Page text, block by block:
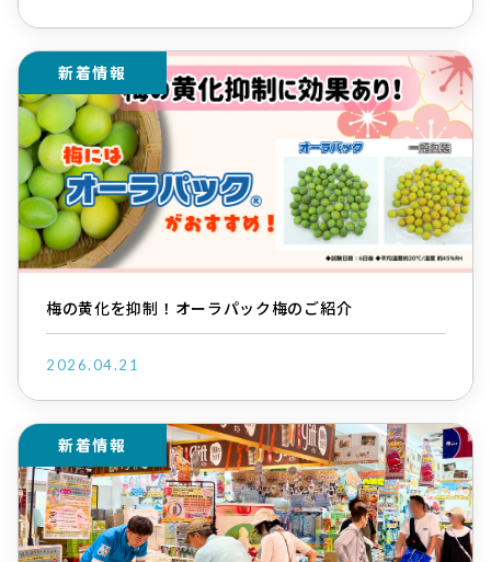
新着情報
梅の黄化を抑制！オーラパック梅のご紹介
2026.04.21
新着情報